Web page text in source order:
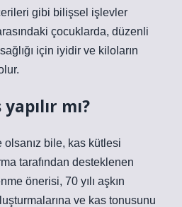
gibi bilişsel işlevler
çocuklarda, düzenli
için iyidir ve kiloların
mı?
olsanız bile, kas kütlesi
tarafından desteklenen
önerisi, 70 yılı aşkın
ve kas tonusunu